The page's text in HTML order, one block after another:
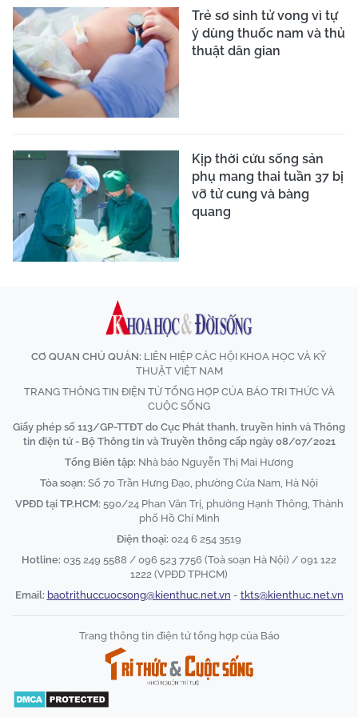
Trẻ sơ sinh tử vong vì tự
ý dùng thuốc nam và thủ
thuật dân gian
Kịp thời cứu sống sản
phụ mang thai tuần 37 bị
vỡ tử cung và bàng
quang
CƠ QUAN CHỦ QUẢN: LIÊN HIỆP CÁC HỘI KHOA HỌC VÀ KỸ
THUẬT VIỆT NAM
TRANG THÔNG TIN ĐIỆN TỬ TỔNG HỢP CỦA BÁO TRI THỨC VÀ
CUỘC SỐNG
Giấy phép số 113/GP-TTĐT do Cục Phát thanh, truyền hình và Thông
tin điện tử - Bộ Thông tin và Truyền thông cấp ngày 08/07/2021
Tổng Biên tập: Nhà báo Nguyễn Thị Mai Hương
Tòa soạn: Số 70 Trần Hưng Đạo, phường Cửa Nam, Hà Nội
VPĐD tại TP.HCM: 590/24 Phan Văn Trị, phường Hạnh Thông, Thành
phố Hồ Chí Minh
Điện thoại: 024 6 254 3519
Hotline: 035 249 5588 / 096 523 7756 (Toà soạn Hà Nội) / 091 122
1222 (VPĐD TPHCM)
Email: baotrithuccuocsong@kienthuc.net.vn - tkts@kienthuc.net.vn
Trang thông tin điện tử tổng hợp của Báo